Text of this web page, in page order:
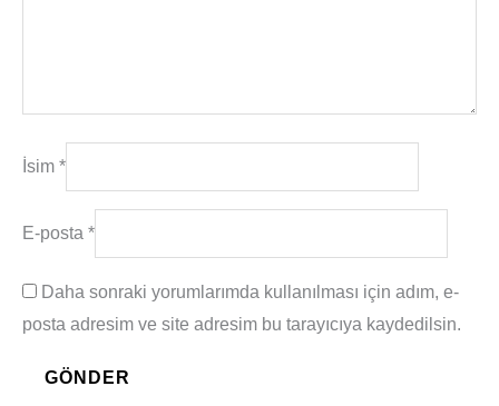
İsim *
E-posta *
Daha sonraki yorumlarımda kullanılması için adım, e-
posta adresim ve site adresim bu tarayıcıya kaydedilsin.